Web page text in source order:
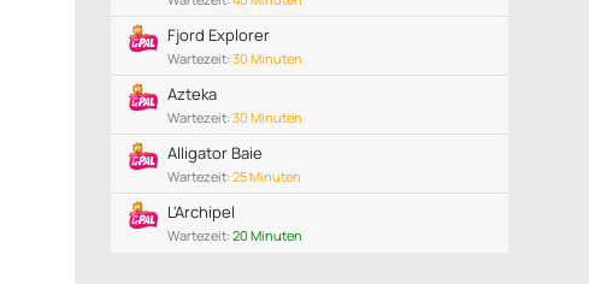
Fjord Explorer
Wartezeit: 30 Minuten
Azteka
Wartezeit: 30 Minuten
Alligator Baie
Wartezeit: 25 Minuten
L'Archipel
Wartezeit: 20 Minuten